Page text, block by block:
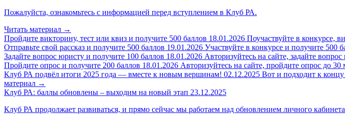
Пожалуйста, ознакомьтесь с информацией перед вступлением в Клуб РА.
Читать материал →
Пройдите викторину, тест или квиз и получите 500 баллов 18.01.2026 Поучаствуйте в конкурсе,
Отправьте свой рассказ и получите 500 баллов 19.01.2026 Участвуйте в конкурсе и получите 500
Задайте вопрос юристу и получите 100 баллов 18.01.2026 Авторизуйтесь на сайте, задайте
Пройдите опрос и получите 200 баллов 18.01.2026 Авторизуйтесь на сайте, пройдите опрос до
Клуб РА подвёл итоги 2025 года — вместе к новым вершинам! 02.12.2025 Вот и подходит к концу
материал →
Клуб РА: баллы обновлены – выходим на новый этап 23.12.2025
Клуб РА продолжает развиваться, и прямо сейчас мы работаем над обновлением личного